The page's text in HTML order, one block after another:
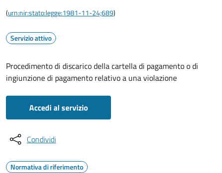
(urn:nir:stato:legge:1981-11-24;689)
Servizio attivo
Procedimento di discarico della cartella di pagamento o di
ingiunzione di pagamento relativo a una violazione
Accedi al servizio
Condividi
Normativa di riferimento